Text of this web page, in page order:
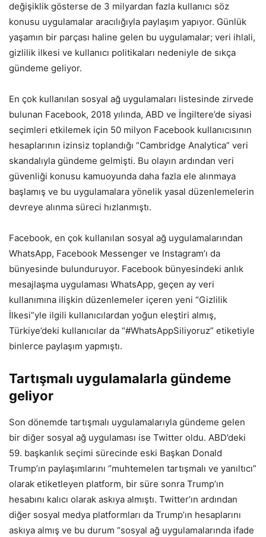
değişiklik gösterse de 3 milyardan fazla kullanıcı söz
konusu uygulamalar aracılığıyla paylaşım yapıyor. Günlük
yaşamın bir parçası haline gelen bu uygulamalar; veri ihlali,
gizlilik ilkesi ve kullanıcı politikaları nedeniyle de sıkça
gündeme geliyor.
En çok kullanılan sosyal ağ uygulamaları listesinde zirvede
bulunan Facebook, 2018 yılında, ABD ve İngiltere’de siyasi
seçimleri etkilemek için 50 milyon Facebook kullanıcısının
hesaplarının izinsiz toplandığı “Cambridge Analytica” veri
skandalıyla gündeme gelmişti. Bu olayın ardından veri
güvenliği konusu kamuoyunda daha fazla ele alınmaya
başlamış ve bu uygulamalara yönelik yasal düzenlemelerin
devreye alınma süreci hızlanmıştı.
Facebook, en çok kullanılan sosyal ağ uygulamalarından
WhatsApp, Facebook Messenger ve Instagram’ı da
bünyesinde bulunduruyor. Facebook bünyesindeki anlık
mesajlaşma uygulaması WhatsApp, geçen ay veri
kullanımına ilişkin düzenlemeler içeren yeni “Gizlilik
İlkesi”yle ilgili kullanıcılardan yoğun eleştiri almış,
Türkiye’deki kullanıcılar da “#WhatsAppSiliyoruz” etiketiyle
binlerce paylaşım yapmıştı.
Tartışmalı uygulamalarla gündeme
geliyor
Son dönemde tartışmalı uygulamalarıyla gündeme gelen
bir diğer sosyal ağ uygulaması ise Twitter oldu. ABD’deki
59. başkanlık seçimi sürecinde eski Başkan Donald
Trump’ın paylaşımlarını “muhtemelen tartışmalı ve yanıltıcı”
olarak etiketleyen platform, bir süre sonra Trump’ın
hesabını kalıcı olarak askıya almıştı. Twitter’ın ardından
diğer sosyal medya platformları da Trump’ın hesaplarını
askıya almış ve bu durum “sosyal ağ uygulamalarında ifade